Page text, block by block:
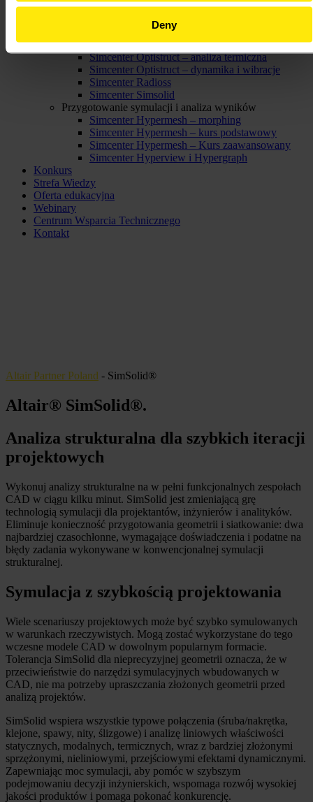
Deny
Simcenter Hyperlife – obliczenia spoin
Simcenter Inspire – analiza strukturalna
Simcenter Optistruct – analiza liniowa
Simcenter Optistruct – analiza nieliniowa
Simcenter Optistruct – analiza termiczna
Simcenter Optistruct – dynamika i wibracje
Simcenter Radioss
Simcenter Simsolid
Przygotowanie symulacji i analiza wyników
Simcenter Hypermesh – morphing
Simcenter Hypermesh – kurs podstawowy
Simcenter Hypermesh – Kurs zaawansowany
Simcenter Hyperview i Hypergraph
Konkurs
Strefa Wiedzy
Oferta edukacyjna
Webinary
Centrum Wsparcia Technicznego
Kontakt
Altair Partner Poland - SimSolid®
Altair® SimSolid®.
Analiza strukturalna dla szybkich iteracji
projektowych
Wykonuj analizy strukturalne na w pełni funkcjonalnych zespołach
CAD w ciągu kilku minut. SimSolid jest zmieniającą grę
technologią symulacji dla projektantów, inżynierów i analityków.
Eliminuje konieczność przygotowania geometrii i siatkowanie: dwa
najbardziej czasochłonne, wymagające doświadczenia i podatne na
błędy zadania wykonywane w konwencjonalnej symulacji
strukturalnej.
Symulacja z szybkością projektowania
Wiele scenariuszy projektowych może być szybko symulowanych
w warunkach rzeczywistych. Mogą zostać wykorzystane do tego
wczesne modele CAD w dowolnym popularnym formacie.
Tolerancja SimSolid dla nieprecyzyjnej geometrii oznacza, że w
przeciwieństwie do narzędzi symulacyjnych wbudowanych w
CAD, nie ma potrzeby upraszczania złożonych geometrii przed
analizą projektów.
SimSolid wspiera wszystkie typowe połączenia (śruba/nakrętka,
klejone, spawy, nity, ślizgowe) i analizę liniowych właściwości
statycznych, modalnych, termicznych, wraz z bardziej złożonymi
sprzężonymi, nieliniowymi, przejściowymi efektami dynamicznymi.
Zapewniając moc symulacji, aby pomóc w szybszym
podejmowaniu decyzji inżynierskich, wspomaga rozwój wysokiej
jakości produktów i pomaga pokonać konkurencję.